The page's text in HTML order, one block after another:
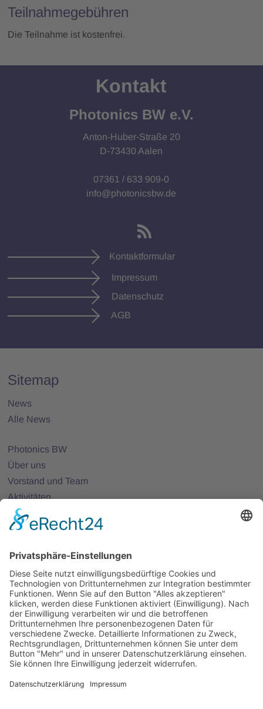
Teilnahmegebühren
Die Teilnahme ist kostenfrei.
Kontakt
Photonics BW e.V.
Anton-Huber-Straße 20
D-73430 Aalen
07361 / 633 909-0
info@photonicsbw.de
Kontaktformular
Impressum
Datenschutz
AGB
Sitemap
News
Alle News
Photonics BW
Über uns
Vorstand und Team
Aktivitäten
25 Jahre Photonics BW
Mitglieder
Projekte
Partnernetze
Veranstaltungen
Alle Veranstaltungen
Jobs
Alle Jobs